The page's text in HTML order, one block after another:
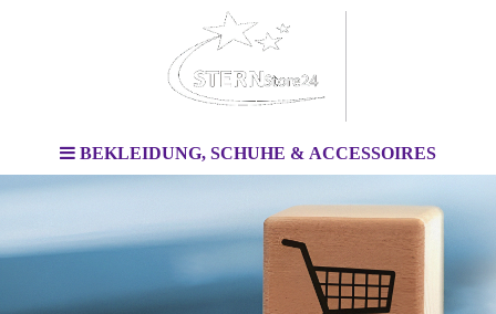
BEKLEIDUNG, SCHUHE & ACCESSOIRES